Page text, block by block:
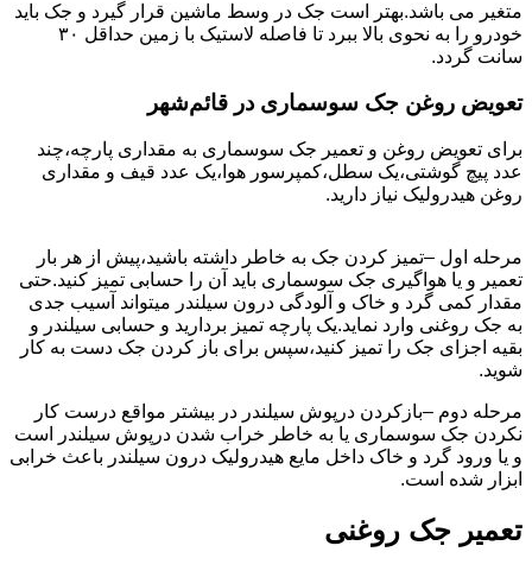
متغیر می باشد.بهتر است جک در وسط ماشین قرار گیرد و جک باید
خودرو را به نحوی بالا ببرد تا فاصله لاستیک با زمین حداقل ۳۰
سانت گردد.
تعویض روغن جک سوسماری در قائم‌شهر
برای تعویض روغن و تعمیر جک سوسماری به مقداری پارچه،چند
عدد پیچ گوشتی،یک سطل،کمپرسور هوا،یک عدد قیف و مقداری
روغن هیدرولیک نیاز دارید.
مرحله اول –تمیز کردن جک به خاطر داشته باشید،پیش از هر بار
تعمیر و یا هواگیری جک سوسماری باید آن را حسابی تمیز کنید.حتی
مقدار کمی گرد و خاک و آلودگی درون سیلندر میتواند آسیب جدی
به جک روغنی وارد نماید.یک پارچه تمیز بردارید و حسابی سیلندر و
بقیه اجزای جک را تمیز کنید،سپس برای باز کردن جک دست به کار
شوید.
مرحله دوم –بازکردن درپوش سیلندر در بیشتر مواقع درست کار
نکردن جک سوسماری یا به خاطر خراب شدن درپوش سیلندر است
و یا ورود گرد و خاک داخل مایع هیدرولیک درون سیلندر باعث خرابی
ابزار شده است.
تعمیر جک روغنی